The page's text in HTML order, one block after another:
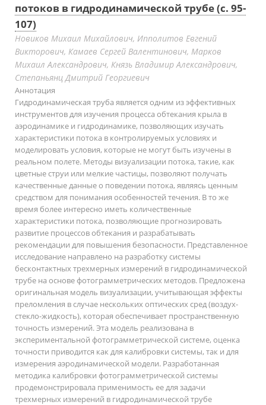
потоков в гидродинамической трубе (с. 95-
107)
Новиков Михаил Михайлович, Ипполитов Евгений
Викторович, Камаев Сергей Валентинович, Марков
Михаил Александрович, Князь Владимир Александрович,
Степаньянц Дмитрий Георгиевич
Аннотация
Гидродинамическая труба является одним из эффективных
инструментов для изучения процесса обтекания крыла в
аэродинамике и гидродинамике, позволяющих изучать
характеристики потока в контролируемых условиях и
моделировать условия, которые не могут быть изучены в
реальном полете. Методы визуализации потока, такие, как
цветные струи или мелкие частицы, позволяют получать
качественные данные о поведении потока, являясь ценным
средством для понимания особенностей течения. В то же
время более интересно иметь количественные
характеристики потока, позволяющие прогнозировать
развитие процессов обтекания и разрабатывать
рекомендации для повышения безопасности. Представленное
исследование направлено на разработку системы
бесконтактных трехмерных измерений в гидродинамической
трубе на основе фотограмметрических методов. Предложена
оригинальная модель визуализации, учитывающая эффекты
преломления в случае нескольких оптических сред (воздух-
стекло-жидкость), которая обеспечивает пространственную
точность измерений. Эта модель реализована в
экспериментальной фотограмметрической системе, оценка
точности приводится как для калибровки системы, так и для
измерения аэродинамической модели. Разработанная
методика калибровки фотограмметрической системы
продемонстрировала применимость ее для задачи
трехмерных измерений в гидродинамической трубе